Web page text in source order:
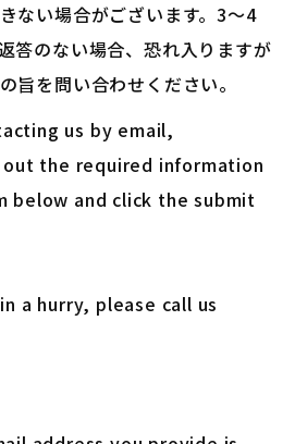
ない場合がございます。3～4
答のない場合、恐れ入りますが
旨を問い合わせください。
us by email,
the required information
below and click the submit
a hurry, please call us